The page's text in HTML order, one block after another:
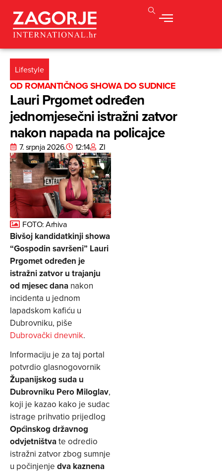
Lifestyle
OD ROMANTIČNOG SHOWA DO SUDNICE
Lauri Prgomet određen
jednomjesečni istražni zatvor
nakon napada na policajce
7. srpnja 2026. 12:14 ZI
FOTO: Arhiva
Bivšoj kandidatkinji showa
“Gospodin savršeni” Lauri
Prgomet određen je
istražni zatvor u trajanju
od mjesec dana nakon
incidenta u jednom
lapadskom kafiću u
Dubrovniku, piše
Dubrovački dnevnik.
Informaciju je za taj portal
potvrdio glasnogovornik
Županijskog suda u
Dubrovniku Pero Miloglav,
koji je kazao kako je sudac
istrage prihvatio prijedlog
Općinskog državnog
odvjetništvate odredio
istražni zatvor zbog sumnje
u počinjenje dva kaznena